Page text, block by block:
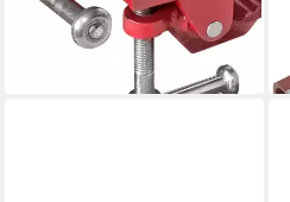
Typ 55007
65,90 €
lieferbar - in 2-3 Werktagen bei dir